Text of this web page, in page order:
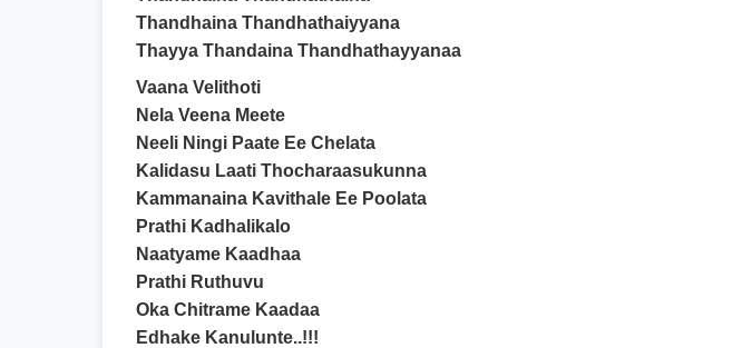
Thandhaina Thandhathaiyyana
Thayya Thandaina Thandhathayyanaa
Vaana Velithoti
Nela Veena Meete
Neeli Ningi Paate Ee Chelata
Kalidasu Laati Thocharaasukunna
Kammanaina Kavithale Ee Poolata
Prathi Kadhalikalo
Naatyame Kaadhaa
Prathi Ruthuvu
Oka Chitrame Kaadaa
Edhake Kanulunte..!!!